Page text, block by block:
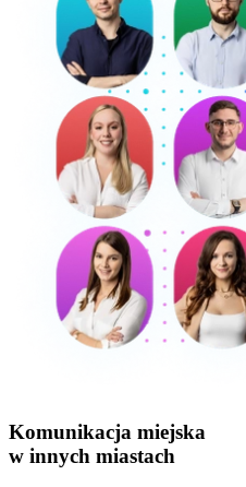
Komunikacja miejska
w innych miastach